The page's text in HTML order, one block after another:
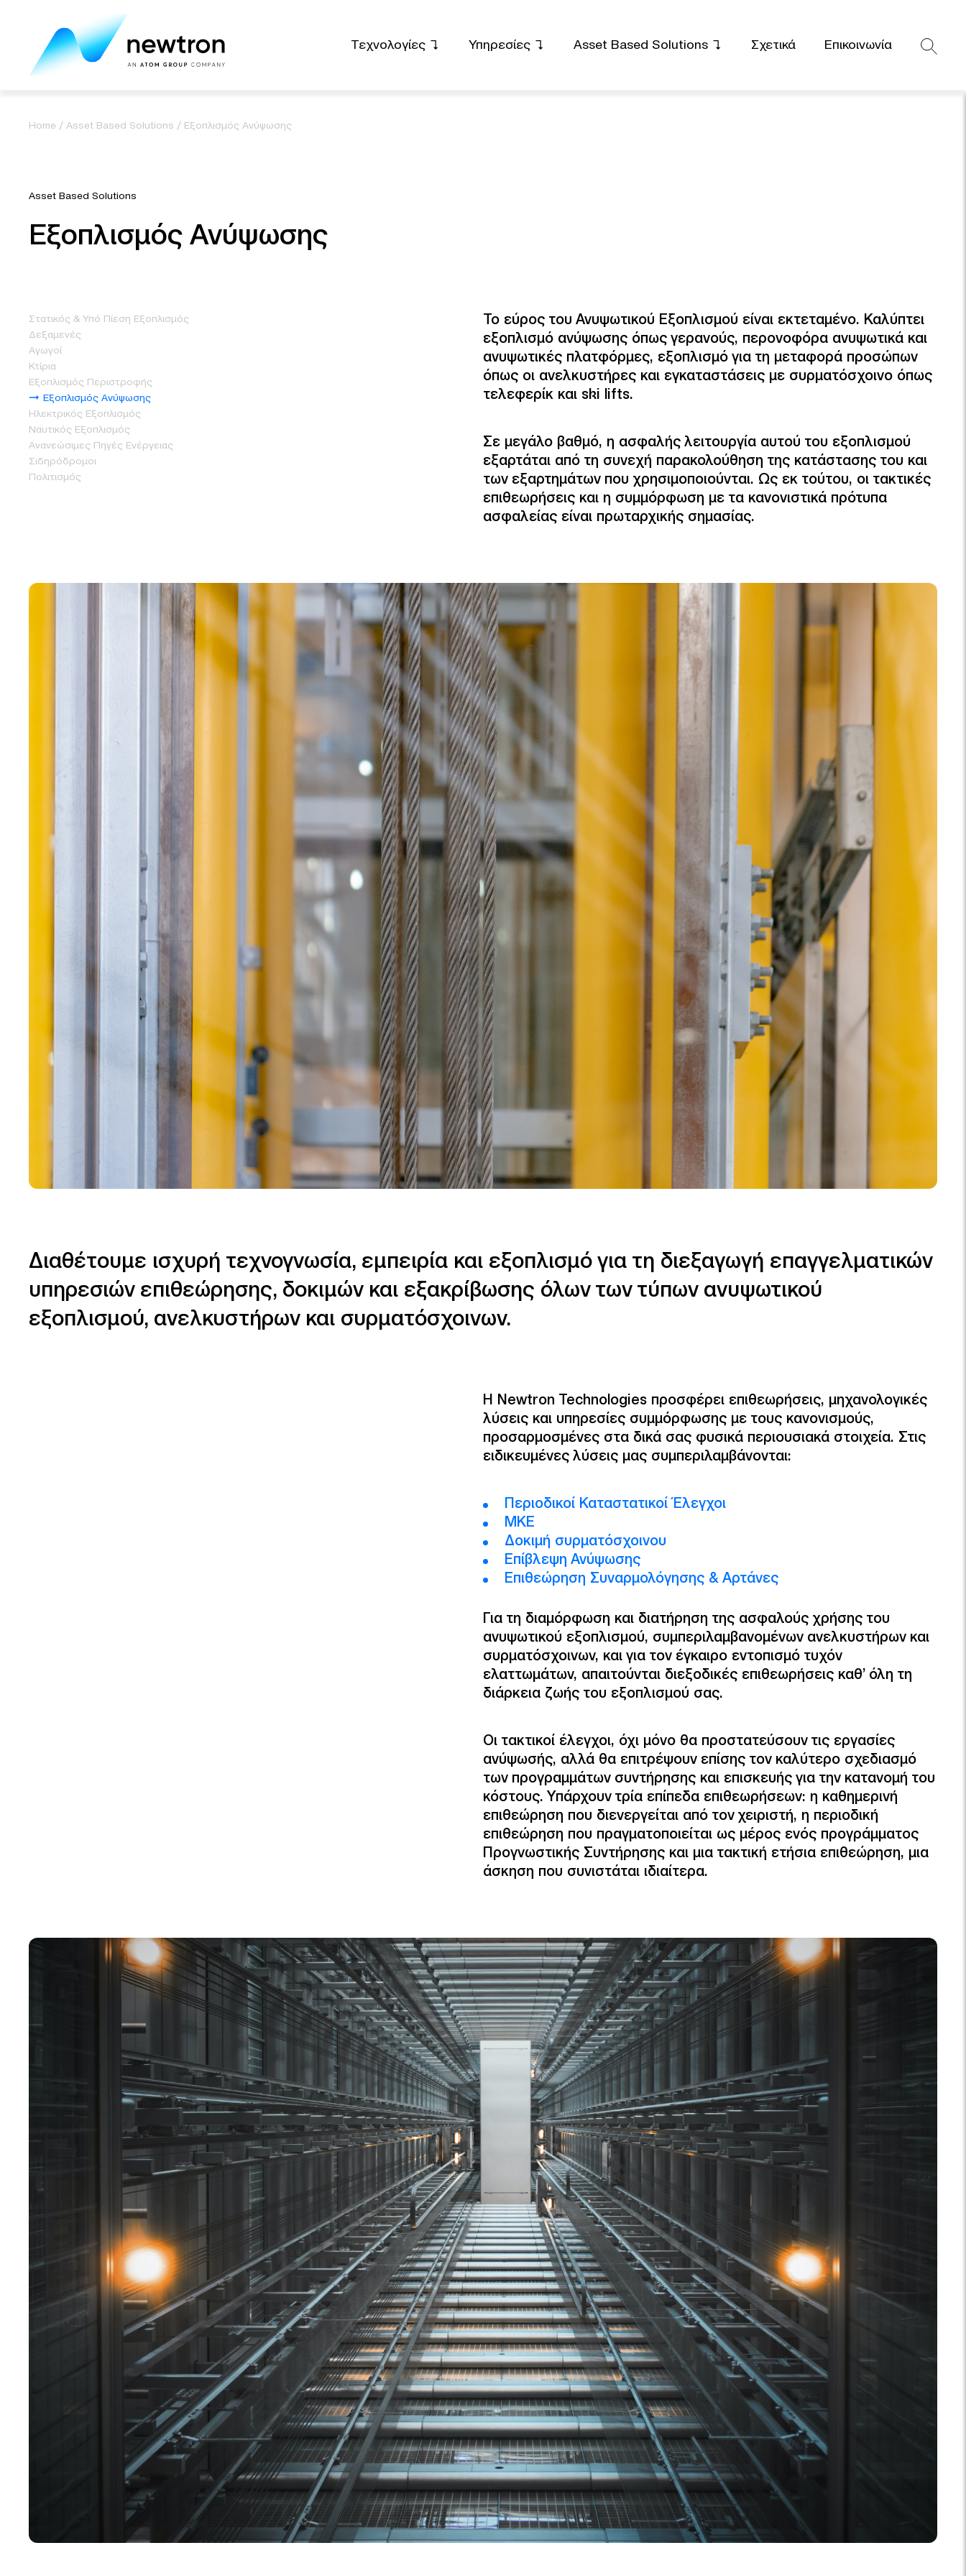
Τεχνολογίες Υπηρεσίες Asset Based Solutions Σχετικά Επικοινωνία
Home / Asset Based Solutions / Εξοπλισμός Ανύψωσης
Asset Based Solutions
Εξοπλισμός Ανύψωσης
Στατικός & Υπό Πίεση Εξοπλισμός
Δεξαμενές
Αγωγοί
Κτίρια
Εξοπλισμός Περιστροφής
Εξοπλισμός Ανύψωσης
Ηλεκτρικός Εξοπλισμός
Ναυτικός Εξοπλισμός
Ανανεώσιμες Πηγές Ενέργειας
Σιδηρόδρομοι
Πολιτισμός
Το εύρος του Ανυψωτικού Εξοπλισμού είναι εκτεταμένο. Καλύπτει
εξοπλισμό ανύψωσης όπως γερανούς, περονοφόρα ανυψωτικά και
ανυψωτικές πλατφόρμες, εξοπλισμό για τη μεταφορά προσώπων
όπως οι ανελκυστήρες και εγκαταστάσεις με συρματόσχοινο όπως
τελεφερίκ και ski lifts.
Σε μεγάλο βαθμό, η ασφαλής λειτουργία αυτού του εξοπλισμού
εξαρτάται από τη συνεχή παρακολούθηση της κατάστασης του και
των εξαρτημάτων που χρησιμοποιούνται. Ως εκ τούτου, οι τακτικές
επιθεωρήσεις και η συμμόρφωση με τα κανονιστικά πρότυπα
ασφαλείας είναι πρωταρχικής σημασίας.
Διαθέτουμε ισχυρή τεχνογνωσία, εμπειρία και εξοπλισμό για τη διεξαγωγή επαγγελματικών
υπηρεσιών επιθεώρησης, δοκιμών και εξακρίβωσης όλων των τύπων ανυψωτικού
εξοπλισμού, ανελκυστήρων και συρματόσχοινων.
Η Newtron Technologies προσφέρει επιθεωρήσεις, μηχανολογικές
λύσεις και υπηρεσίες συμμόρφωσης με τους κανονισμούς,
προσαρμοσμένες στα δικά σας φυσικά περιουσιακά στοιχεία. Στις
ειδικευμένες λύσεις μας συμπεριλαμβάνονται:
Περιοδικοί Καταστατικοί Έλεγχοι
ΜΚΕ
Δοκιμή συρματόσχοινου
Επίβλεψη Ανύψωσης
Επιθεώρηση Συναρμολόγησης & Αρτάνες
Για τη διαμόρφωση και διατήρηση της ασφαλούς χρήσης του
ανυψωτικού εξοπλισμού, συμπεριλαμβανομένων ανελκυστήρων και
συρματόσχοινων, και για τον έγκαιρο εντοπισμό τυχόν
ελαττωμάτων, απαιτούνται διεξοδικές επιθεωρήσεις καθ’ όλη τη
διάρκεια ζωής του εξοπλισμού σας.
Οι τακτικοί έλεγχοι, όχι μόνο θα προστατεύσουν τις εργασίες
ανύψωσής, αλλά θα επιτρέψουν επίσης τον καλύτερο σχεδιασμό
των προγραμμάτων συντήρησης και επισκευής για την κατανομή του
κόστους. Υπάρχουν τρία επίπεδα επιθεωρήσεων: η καθημερινή
επιθεώρηση που διενεργείται από τον χειριστή, η περιοδική
επιθεώρηση που πραγματοποιείται ως μέρος ενός προγράμματος
Προγνωστικής Συντήρησης και μια τακτική ετήσια επιθεώρηση, μια
άσκηση που συνιστάται ιδιαίτερα.